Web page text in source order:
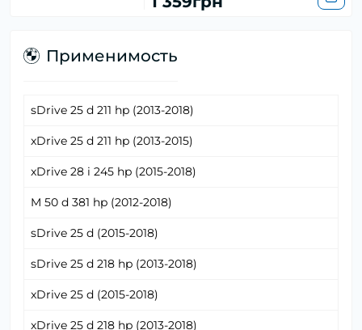
Применимость
sDrive 25 d 211 hp (2013-2018)
xDrive 25 d 211 hp (2013-2015)
xDrive 28 i 245 hp (2015-2018)
M 50 d 381 hp (2012-2018)
sDrive 25 d (2015-2018)
sDrive 25 d 218 hp (2013-2018)
xDrive 25 d (2015-2018)
xDrive 25 d 218 hp (2013-2018)